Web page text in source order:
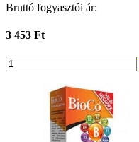
Bruttó fogyasztói ár:
3 453 Ft